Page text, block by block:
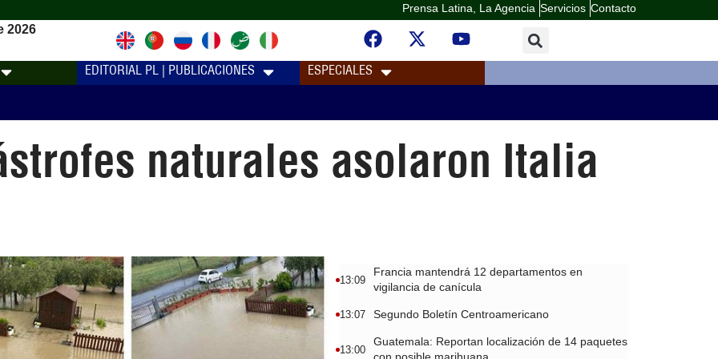
Prensa Latina, La Agencia Servicios Contacto
2026
EDITORIAL PL | PUBLICACIONES ESPECIALES
naturales asolaron Italia
13:09
Francia mantendrá 12 departamentos en
vigilancia de canícula
13:07 Segundo Boletín Centroamericano
13:00
Guatemala: Reportan localización de 14 paquetes